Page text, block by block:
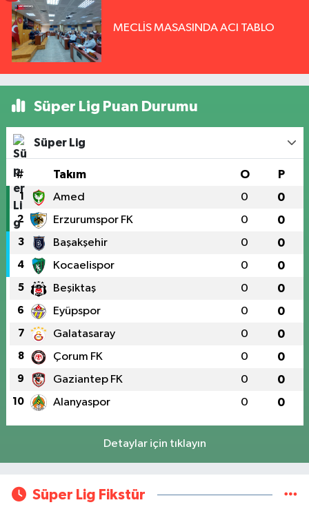
MECLİS MASASINDA ACI TABLO
Süper Lig Puan Durumu
Süper Lig
# Takım O P
1 Amed 0 0
2 Erzurumspor FK 0 0
3 Başakşehir 0 0
4 Kocaelispor 0 0
5 Beşiktaş 0 0
6 Eyüpspor 0 0
7 Galatasaray 0 0
8 Çorum FK 0 0
9 Gaziantep FK 0 0
10 Alanyaspor 0 0
Detaylar için tıklayın
Süper Lig Fikstür